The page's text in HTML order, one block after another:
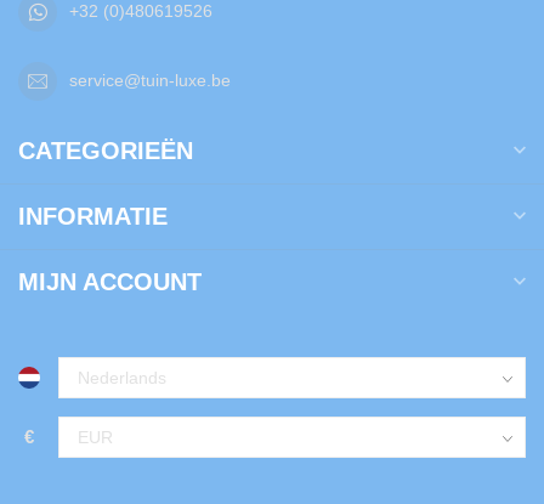
+32 (0)480619526
service@tuin-luxe.be
CATEGORIEËN
INFORMATIE
MIJN ACCOUNT
€